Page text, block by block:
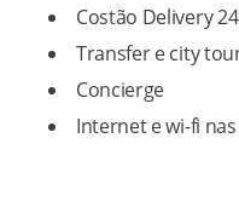
Costão Delivery
Transfer e city
Concierge
Internet e wi-fi